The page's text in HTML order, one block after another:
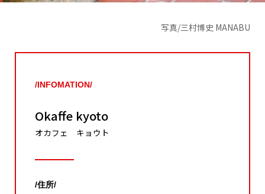
写真/三村博史 MANABU
/INFOMATION/
Okaffe kyoto
オカフェ キョウト
/住所/